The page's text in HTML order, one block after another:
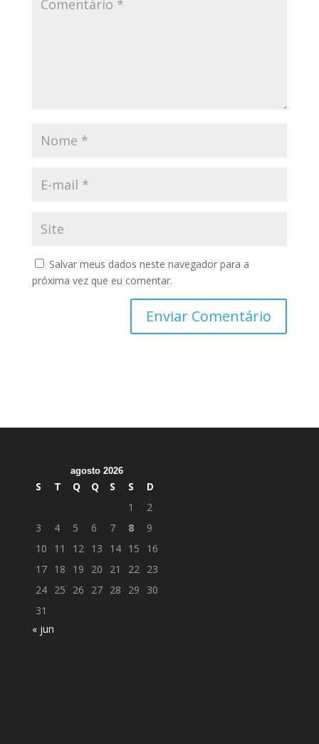
Salvar meus dados neste navegador para a
próxima vez que eu comentar.
agosto 2026
S T Q Q S S
D
1
2
3
4 5 6 7 8
9
10
11 12 13 14 15
16
17 18 19 20 21 22 23
24 25 26 27 28 29
30
31
« jun